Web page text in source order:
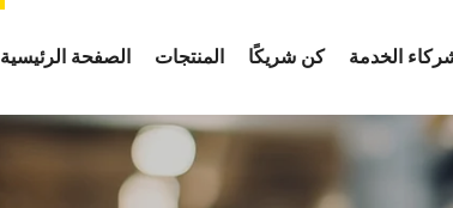
الصفحة الرئيسية المنتجات كن شريكًا الخدمة